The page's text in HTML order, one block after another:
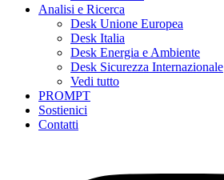
Analisi e Ricerca
Desk Unione Europea
Desk Italia
Desk Energia e Ambiente
Desk Sicurezza Internazionale
Vedi tutto
PROMPT
Sostienici
Contatti